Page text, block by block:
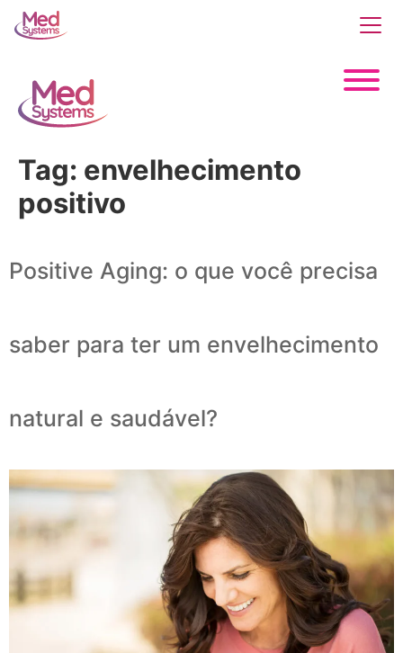
Tag: envelhecimento
positivo
Positive Aging: o que você precisa
saber para ter um envelhecimento
natural e saudável?